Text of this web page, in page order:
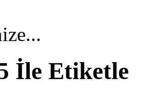
İle Etiketle